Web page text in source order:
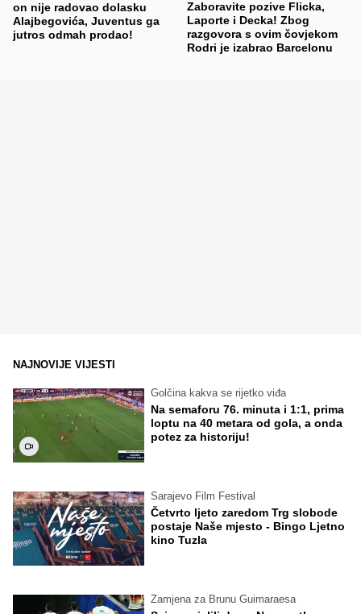
on nije radovao dolasku
Alajbegovića, Juventus ga
jutros odmah prodao!
Zaboravite pozive Flicka,
Laporte i Decka! Zbog
razgovora s ovim čovjekom
Rodri je izabrao Barcelonu
NAJNOVIJE VIJESTI
Golčina kakva se rijetko viđa
Na semaforu 76. minuta i 1:1, prima
loptu na 40 metara od gola, a onda
potez za historiju!
Sarajevo Film Festival
Četvrto ljeto zaredom Trg slobode
postaje Naše mjesto - Bingo Ljetno
kino Tuzla
Zamjena za Brunu Guimaraesa